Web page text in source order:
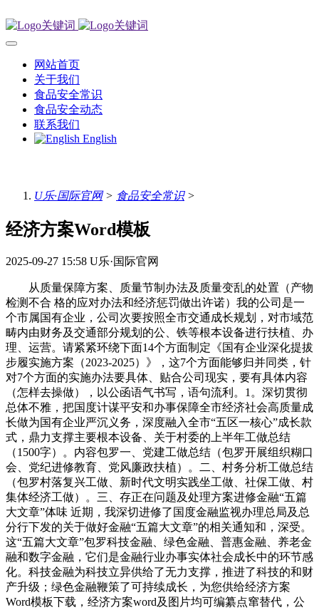
网站首页
关于我们
食品安全常识
食品安全动态
联系我们
English
U乐·国际官网> 食品安全常识>
经济方案Word模板
2025-09-27 15:58 U乐·国际官网
从质量保障方案、质量节制办法及质量变乱的处置（产物
检测不合 格的应对办法和经济惩罚做出许诺）我的公司是一
个市属国有企业，公司次要按照全市交通成长规划，对市域范
畴内由财务及交通部分规划的公、铁等根本设备进行扶植、办
理、运营。请紧紧环绕下面14个方面制定《国有企业深化提拔
步履实施方案（2023-2025）》，这7个方面能够归并同类，针
对7个方面的实施办法要具体、贴合公司现实，要有具体内容
（怎样去操做），以公函语气书写，语句流利。1。深切贯彻
总体不雅，把国度计谋平安和办事保障全市经济社会高质量成
长做为国有企业严沉义务，深度融入全市“五区一核心”成长款
式，鼎力支撑主要根本设备、关于村委的上半年工做总结
（1500字）。内容包罗一、党建工做总结（包罗开展组织糊口
会、党纪进修教育、党风廉政扶植）。二、村务分析工做总结
（包罗村落复兴工做、新时代文明实践坐工做、社保工做、村
集体经济工做）。三、存正在问题及处理方案进修金融“五篇
大文章”体味 近期，我深切进修了国度金融监视办理总局及总
分行下发的关于做好金融“五篇大文章”的相关通知和，深受。
这“五篇大文章”包罗科技金融、绿色金融、普惠金融、养老金
融和数字金融，它们是金融行业办事实体社会成长中的环节感
化。科技金融为科技立异供给了无力支撑，推进了科技的和财
产升级；绿色金融鞭策了可持续成长，为您供给经济方案
Word模板下载，经济方案word及图片均可编纂点窜替代，公